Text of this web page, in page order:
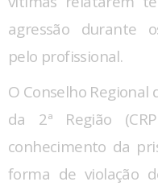
agressão durante
pelo profissional.
O Conselho Regional
da 2ª Região
conhecimento da
forma de violação